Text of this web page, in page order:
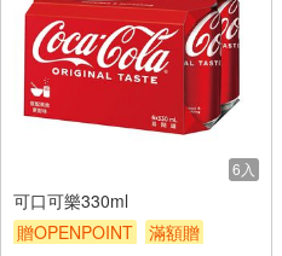
6入
可口可樂330ml
贈OPENPOINT
滿額贈